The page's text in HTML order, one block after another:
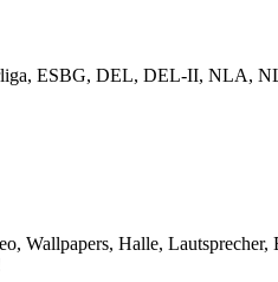
ESBG, DEL, DEL-II,
Wallpapers, Halle, Lautsprecher,